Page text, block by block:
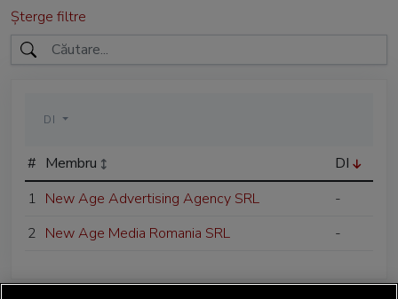
Șterge filtre
DI
# Membru
DI
1 New Age Advertising Agency SRL
-
2 New Age Media Romania SRL -